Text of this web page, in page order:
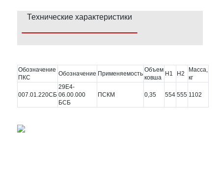
Технические характеристики
Обозначение
ПКС
Обозначение Применяемость
Объем
ковша
Н1 Н2
Масса,
кг
007.01.220СБ
29Е4-
06.00.000
БСБ
ПСКМ 0,35 554 555 1102